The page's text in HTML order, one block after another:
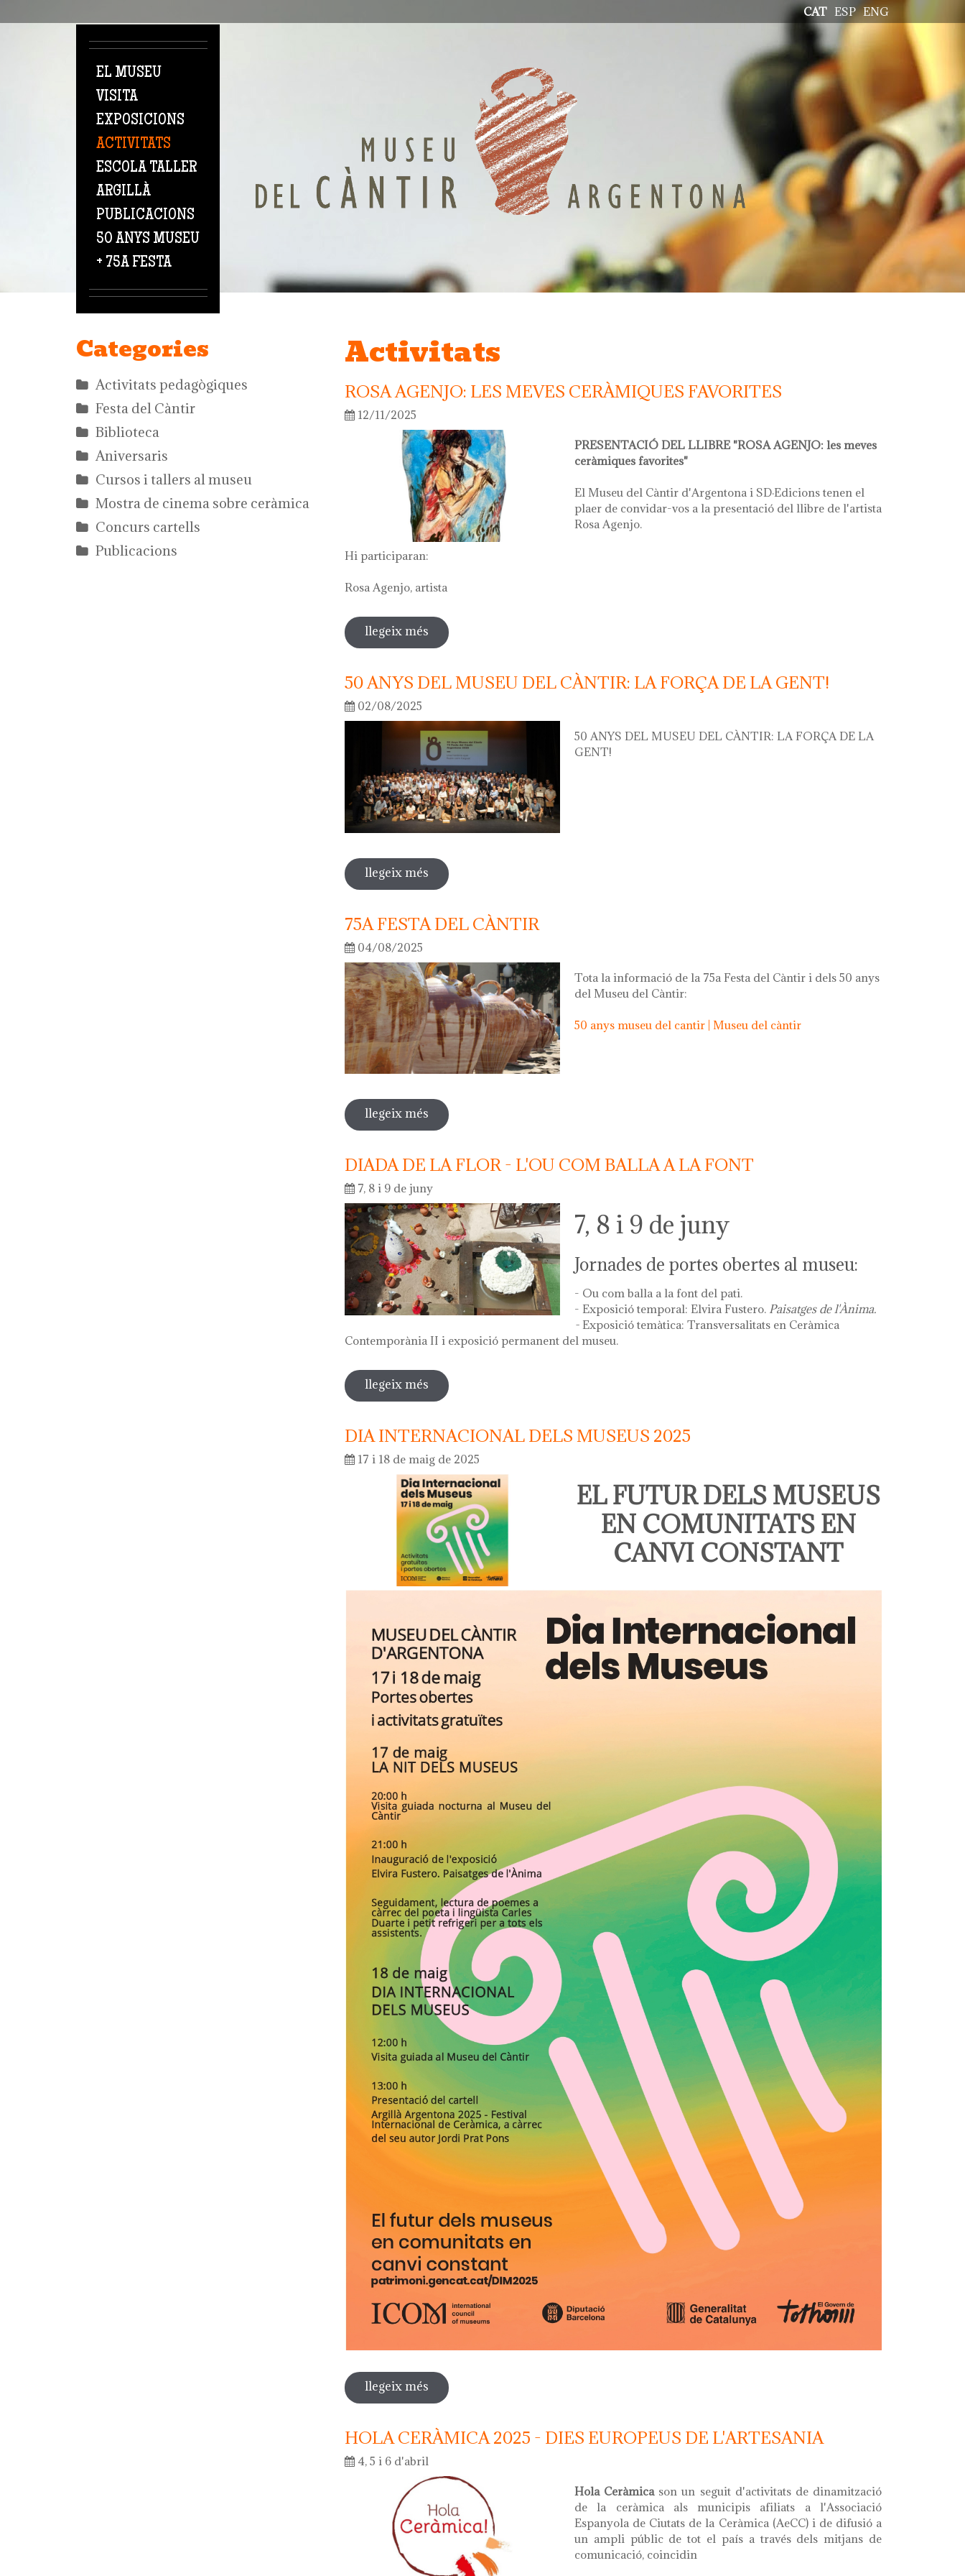
ENG
ESP
CAT
EL MUSEU
VISITA
EXPOSICIONS
ACTIVITATS
ESCOLA TALLER
ARGILLÀ
PUBLICACIONS
50 ANYS MUSEU
+ 75A FESTA
Categories
Activitats pedagògiques
Festa del Càntir
Biblioteca
Aniversaris
Cursos i tallers al museu
Mostra de cinema sobre ceràmica
Concurs cartells
Publicacions
Activitats
ROSA AGENJO: LES MEVES CERÀMIQUES FAVORITES
12/11/2025
PRESENTACIÓ DEL LLIBRE "ROSA AGENJO: les meves
ceràmiques favorites"
El Museu del Càntir d'Argentona i SD·Edicions tenen el
plaer de convidar-vos a la presentació del llibre de l'artista
Rosa Agenjo.
Hi participaran:
Rosa Agenjo, artista
llegeix més sobre rosa agenjo: les meves ceràmiques favorites
50 ANYS DEL MUSEU DEL CÀNTIR: LA FORÇA DE LA GENT!
02/08/2025
50 ANYS DEL MUSEU DEL CÀNTIR: LA FORÇA DE LA
GENT!
llegeix més sobre 50 anys del museu del càntir: la força de la gent!
75A FESTA DEL CÀNTIR
04/08/2025
Tota la informació de la 75a Festa del Càntir i dels 50 anys
del Museu del Càntir:
50 anys museu del cantir | Museu del càntir
llegeix més sobre 75a festa del càntir
DIADA DE LA FLOR - L'OU COM BALLA A LA FONT
7, 8 i 9 de juny
7, 8 i 9 de juny
Jornades de portes obertes al museu:
- Ou com balla a la font del pati.
- Exposició temporal: Elvira Fustero. Paisatges de l'Ànima.
- Exposició temàtica: Transversalitats en Ceràmica
Contemporània II i exposició permanent del museu.
llegeix més sobre diada de la flor - l'ou com balla a la font
DIA INTERNACIONAL DELS MUSEUS 2025
17 i 18 de maig de 2025
EL FUTUR DELS MUSEUS
EN COMUNITATS EN
CANVI CONSTANT
llegeix més sobre dia internacional dels museus 2025
HOLA CERÀMICA 2025 - DIES EUROPEUS DE L'ARTESANIA
4, 5 i 6 d'abril
Hola Ceràmica son un seguit d'activitats de dinamització
de la ceràmica als municipis afiliats a l'Associació
Espanyola de Ciutats de la Ceràmica (AeCC) i de difusió a
un ampli públic de tot el país a través dels mitjans de
comunicació, coincidin